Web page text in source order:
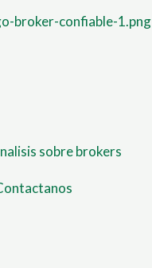
sobre brokers